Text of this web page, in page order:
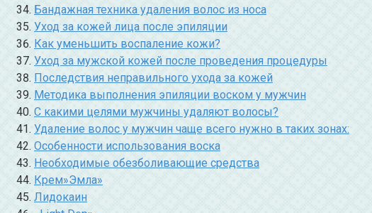
Бандажная техника удаления волос из носа
Уход за кожей лица после эпиляции
Как уменьшить воспаление кожи?
Уход за мужской кожей после проведения процедуры
Последствия неправильного ухода за кожей
Методика выполнения эпиляции воском у мужчин
С какими целями мужчины удаляют волосы?
Удаление волос у мужчин чаще всего нужно в таких зонах:
Особенности использования воска
Необходимые обезболивающие средства
Крем»Эмла»
Лидокаин